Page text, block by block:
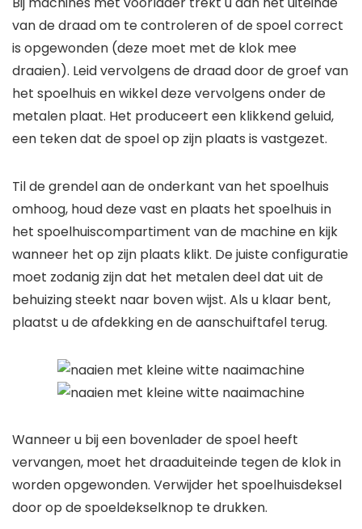
van de draad om te controleren of de spoel correct
is opgewonden (deze moet met de klok mee
draaien). Leid vervolgens de draad door de groef van
het spoelhuis en wikkel deze vervolgens onder de
metalen plaat. Het produceert een klikkend geluid,
een teken dat de spoel op zijn plaats is vastgezet.
Til de grendel aan de onderkant van het spoelhuis
omhoog, houd deze vast en plaats het spoelhuis in
het spoelhuiscompartiment van de machine en kijk
wanneer het op zijn plaats klikt. De juiste configuratie
moet zodanig zijn dat het metalen deel dat uit de
behuizing steekt naar boven wijst. Als u klaar bent,
plaatst u de afdekking en de aanschuiftafel terug.
Wanneer u bij een bovenlader de spoel heeft
vervangen, moet het draaduiteinde tegen de klok in
worden opgewonden. Verwijder het spoelhuisdeksel
door op de spoeldekselknop te drukken.